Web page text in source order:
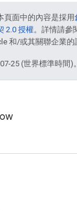
頁面中的內容是採用
2.0 授權。詳情請參
和/或其關聯企業的
25 (世界標準時間)。